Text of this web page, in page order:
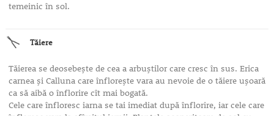
temeinic în sol.
Tăiere
Tăierea se deosebeşte de cea a arbuştilor care cresc în sus. Erica
carnea şi Calluna care înfloreşte vara au nevoie de o tăiere uşoară
ca să aibă o înflorire cît mai bogată.
Cele care înfloresc iarna se tai imediat după înflorire, iar cele care